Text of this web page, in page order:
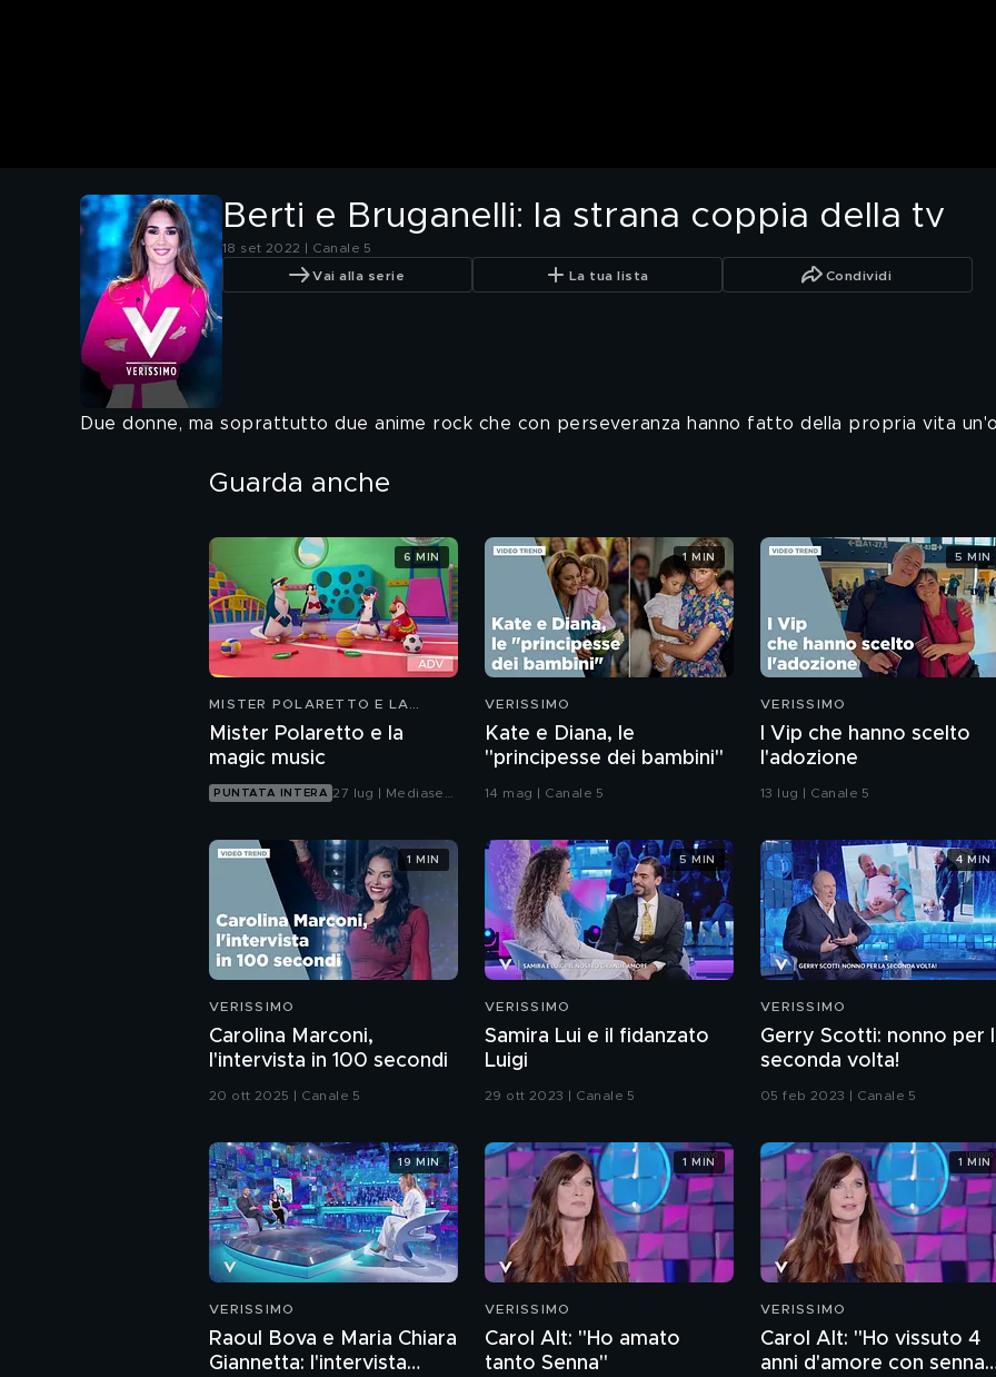
Berti e Bruganelli: la strana coppia della tv
18 set 2022 | Canale 5
Vai alla serie La tua lista Condividi
Due donne, ma soprattutto due anime rock che con perseveranza hanno fatto della propria vita
Guarda anche
MISTER POLARETTO E LA
Mister Polaretto e la
magic music
PUNTATA INTERA 27 lug | Mediaset
6 MIN
VERISSIMO
Kate e Diana, le
"principesse dei bambini"
14 mag | Canale 5
1 MIN
VERISSIMO
I Vip che hanno scelto
l'adozione
13 lug | Canale 5
5 MIN
VERISSIMO
Carolina Marconi,
l'intervista in 100 secondi
20 ott 2025 | Canale 5
1 MIN
VERISSIMO
Samira Lui e il fidanzato
Luigi
29 ott 2023 | Canale 5
5 MIN
VERISSIMO
Gerry Scotti: nonno per
seconda volta!
05 feb 2023 | Canale 5
4 MIN
VERISSIMO
Raoul Bova e Maria Chiara
Giannetta: l'intervista
19 MIN
VERISSIMO
Carol Alt: "Ho amato
tanto Senna"
1 MIN
VERISSIMO
Carol Alt: "Ho vissuto 4
anni d'amore con senna
1 MIN